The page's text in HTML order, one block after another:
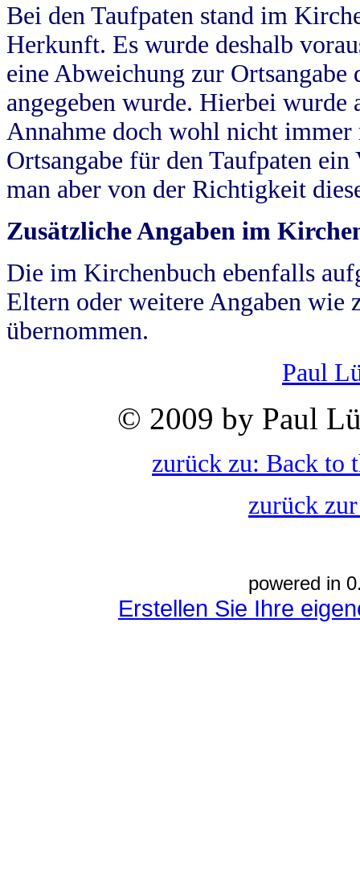
Bei den Taufpaten stand im
Herkunft. Es wurde deshalb
eine Abweichung zur
angegeben wurde. Hierbei wurde
Annahme doch wohl nicht
Ortsangabe für den Taufpaten
man aber von der Richtigkeit
Zusätzliche Angaben im
Die im Kirchenbuch ebenfalls
Eltern oder weitere Angaben wie
übernommen.
Paul
© 2009 by Paul
zurück zu: Back to
zurück
powered in
Erstellen Sie Ihre